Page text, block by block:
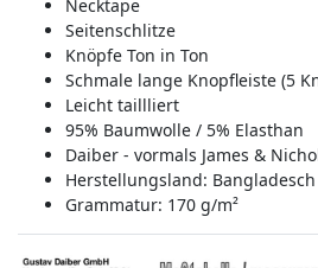
Necktape
Seitenschlitze
Knöpfe Ton in Ton
Schmale lange Knopfleiste (5
Leicht taillliert
95% Baumwolle / 5% Elasthan
Daiber - vormals James &
Herstellungsland: Bangladesch
Grammatur: 170 g/m²